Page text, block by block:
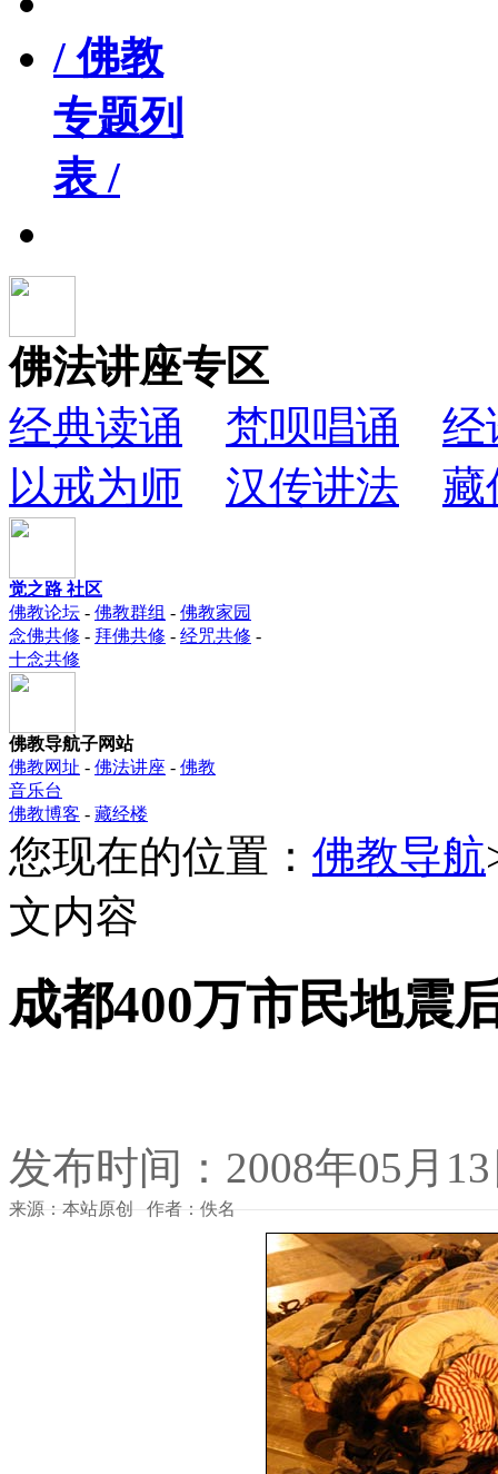
/ 佛教
专题列
表 /
佛法讲座专区
经典读诵
梵呗唱诵
经
以戒为师
汉传讲法 藏
觉之路 社区
佛教论坛 - 佛教群组 - 佛教家园
念佛共修 - 拜佛共修 - 经咒共修 -
十念共修
佛教导航子网站
佛教网址 - 佛法讲座 - 佛教
音乐台
佛教博客 - 藏经楼
您现在的位置： 佛教导航
文内容
成都400万市民地震
发布时间：2008年05月
来源：本站原创 作者：佚名